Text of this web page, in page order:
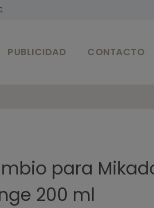
PUBLICIDAD CONTACTO
para
200 ml